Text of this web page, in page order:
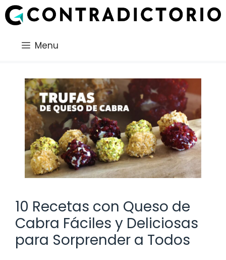
Saltar
al
Menu
10 Recetas con Queso de
Cabra Fáciles y Deliciosas
para Sorprender a Todos